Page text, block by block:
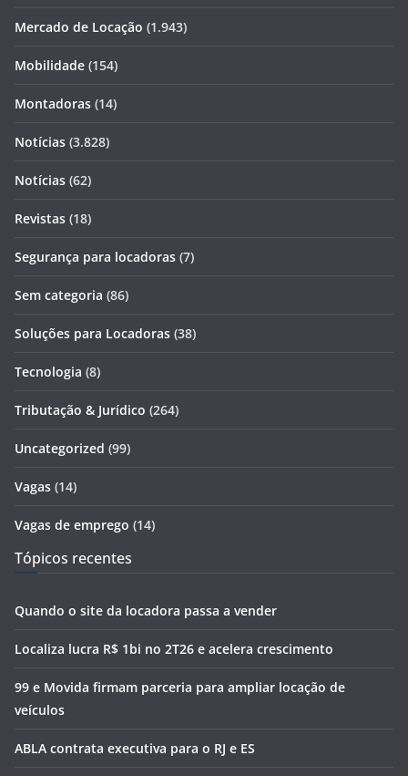
Mercado de Locação (1.943)
Mobilidade (154)
Montadoras (14)
Notícias (3.828)
Notícias (62)
Revistas (18)
Segurança para locadoras (7)
Sem categoria (86)
Soluções para Locadoras (38)
Tecnologia (8)
Tributação & Jurídico (264)
Uncategorized (99)
Vagas (14)
Vagas de emprego (14)
Tópicos recentes
Quando o site da locadora passa a vender
Localiza lucra R$ 1bi no 2T26 e acelera crescimento
99 e Movida firmam parceria para ampliar locação de
veículos
ABLA contrata executiva para o RJ e ES